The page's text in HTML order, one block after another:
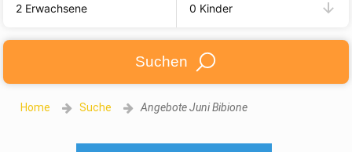
2 Erwachsene 0 Kinder
Suchen
Home Suche Angebote Juni Bibione